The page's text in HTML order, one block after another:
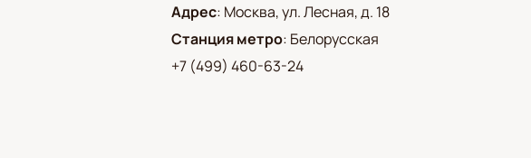
Адрес: Москва, ул. Лесная, д. 18
Станция метро: Белорусская
+7 (499) 460-63-24